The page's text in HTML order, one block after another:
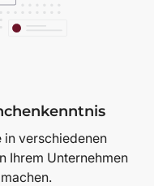
in verschiedenen
Ihrem Unternehmen